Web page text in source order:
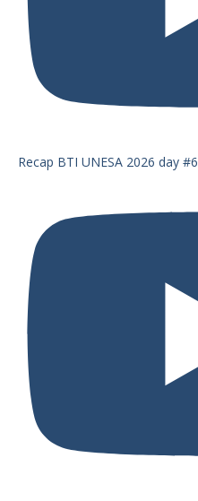
Recap BTI UNESA 2026 day #6